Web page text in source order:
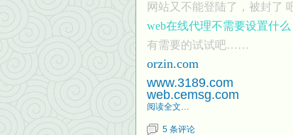
网站又不能登陆了，被封了
web在线代理不需要设置什么
有需要的试试吧……
orzin.com
www.3189.com
web.cemsg.com
阅读全文…
5 条评论